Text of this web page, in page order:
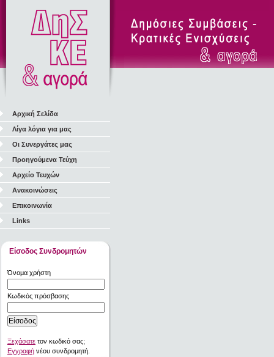
Αρχική Σελίδα
Λίγα λόγια για μας
Οι Συνεργάτες μας
Προηγούμενα Τεύχη
Αρχείο Τευχών
Ανακοινώσεις
Επικοινωνία
Links
Είσοδος Συνδρομητών
Όνομα χρήστη
Κωδικός πρόσβασης
Ξεχάσατε τον κωδικό σας;
Εγγραφή νέου συνδρομητή.